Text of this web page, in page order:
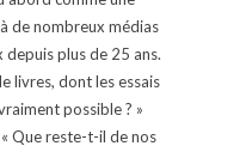
de nombreux médias
plus de 25 ans.
livres, dont les essais
possible ? »
Que reste-t-il de nos